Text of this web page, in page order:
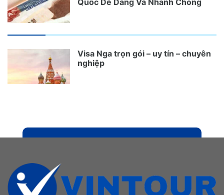
Quốc Dễ Dàng Và Nhanh Chóng
Visa Nga trọn gói – uy tín – chuyên
nghiệp